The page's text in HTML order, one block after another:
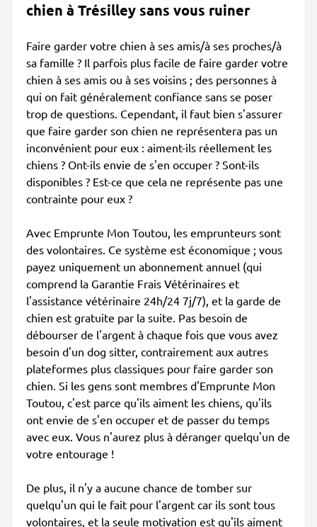
chien à Trésilley sans vous ruiner
Faire garder votre chien à ses amis/à ses proches/à
sa famille ? Il parfois plus facile de faire garder votre
chien à ses amis ou à ses voisins ; des personnes à
qui on fait généralement confiance sans se poser
trop de questions. Cependant, il faut bien s'assurer
que faire garder son chien ne représentera pas un
inconvénient pour eux : aiment-ils réellement les
chiens ? Ont-ils envie de s'en occuper ? Sont-ils
disponibles ? Est-ce que cela ne représente pas une
contrainte pour eux ?
Avec Emprunte Mon Toutou, les emprunteurs sont
des volontaires. Ce système est économique ; vous
payez uniquement un abonnement annuel (qui
comprend la Garantie Frais Vétérinaires et
l'assistance vétérinaire 24h/24 7j/7), et la garde de
chien est gratuite par la suite. Pas besoin de
débourser de l'argent à chaque fois que vous avez
besoin d'un dog sitter, contrairement aux autres
plateformes plus classiques pour faire garder son
chien. Si les gens sont membres d'Emprunte Mon
Toutou, c'est parce qu'ils aiment les chiens, qu'ils
ont envie de s'en occuper et de passer du temps
avec eux. Vous n'aurez plus à déranger quelqu'un de
votre entourage !
De plus, il n'y a aucune chance de tomber sur
quelqu'un qui le fait pour l'argent car ils sont tous
volontaires, et la seule motivation est qu'ils aiment